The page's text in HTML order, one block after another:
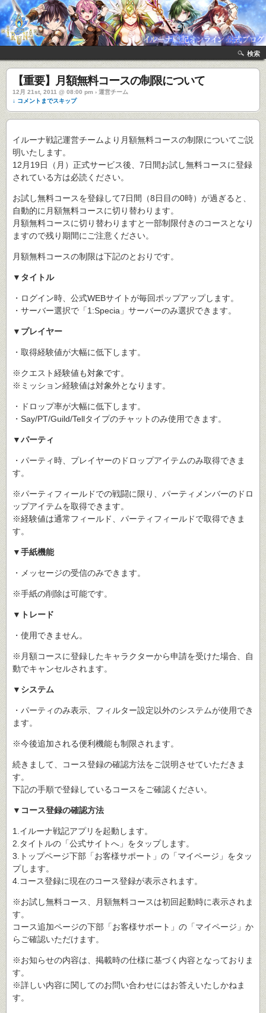
検索
【重要】月額無料コースの制限について
12月 21st, 2011 @ 08:00 pm › 運営チーム
↓ コメントまでスキップ
イルーナ戦記運営チームより月額無料コースの制限についてご説
明いたします。
12月19日（月）正式サービス後、7日間お試し無料コースに登録
されている方は必読ください。
お試し無料コースを登録して7日間（8日目の0時）が過ぎると、
自動的に月額無料コースに切り替わります。
月額無料コースに切り替わりますと一部制限付きのコースとなり
ますので残り期間にご注意ください。
月額無料コースの制限は下記のとおりです。
▼タイトル
・ログイン時、公式WEBサイトが毎回ポップアップします。
・サーバー選択で「1:Specia」サーバーのみ選択できます。
▼プレイヤー
・取得経験値が大幅に低下します。
※クエスト経験値も対象です。
※ミッション経験値は対象外となります。
・ドロップ率が大幅に低下します。
・Say/PT/Guild/Tellタイプのチャットのみ使用できます。
▼パーティ
・パーティ時、プレイヤーのドロップアイテムのみ取得できま
す。
※パーティフィールドでの戦闘に限り、パーティメンバーのドロ
ップアイテムを取得できます。
※経験値は通常フィールド、パーティフィールドで取得できま
す。
▼手紙機能
・メッセージの受信のみできます。
※手紙の削除は可能です。
▼トレード
・使用できません。
※月額コースに登録したキャラクターから申請を受けた場合、自
動でキャンセルされます。
▼システム
・パーティのみ表示、フィルター設定以外のシステムが使用でき
ます。
※今後追加される便利機能も制限されます。
続きまして、コース登録の確認方法をご説明させていただきま
す。
下記の手順で登録しているコースをご確認ください。
▼コース登録の確認方法
1.イルーナ戦記アプリを起動します。
2.タイトルの「公式サイトへ」をタップします。
3.トップページ下部「お客様サポート」の「マイページ」をタッ
プします。
4.コース登録に現在のコース登録が表示されます。
※お試し無料コース、月額無料コースは初回起動時に表示されま
す。
コース追加ページの下部「お客様サポート」の「マイページ」か
らご確認いただけます。
※お知らせの内容は、掲載時の仕様に基づく内容となっておりま
す。
※詳しい内容に関してのお問い合わせにはお答えいたしかねま
す。